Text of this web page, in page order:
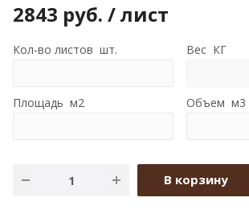
2843 руб. / лист
Кол-во листов шт. Вес КГ
Площадь м2 Объем м3
В корзину